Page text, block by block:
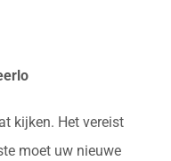
kijken. Het vereist
moet uw nieuwe